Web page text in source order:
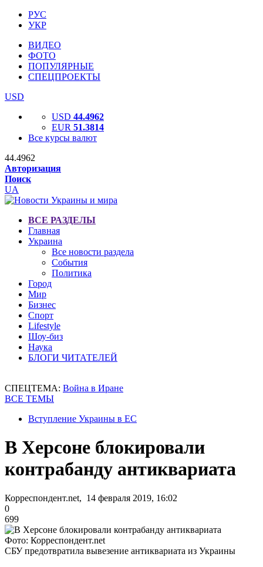
РУС
УКР
ВИДЕО
ФОТО
ПОПУЛЯРНЫЕ
СПЕЦПРОЕКТЫ
USD
USD 44.4962
EUR 51.3814
Все курсы валют
44.4962
Авторизация
Поиск
UA
ВСЕ РАЗДЕЛЫ
Главная
Украина
Все новости раздела
События
Политика
Город
Мир
Бизнес
Спорт
Lifestyle
Шоу-биз
Наука
БЛОГИ ЧИТАТЕЛЕЙ
СПЕЦТЕМА: Война в Иране
ВСЕ ТЕМЫ
Вступление Украины в ЕС
В Херсоне блокировали
контрабанду антиквариата
Корреспондент.net, 14 февраля 2019, 16:02
0
699
Фото: Корреспондент.net
СБУ предотвратила вывезение антиквариата из Украины